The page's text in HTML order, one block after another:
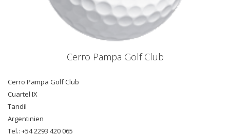
Cerro Pampa Golf Club
Cerro Pampa Golf Club
Cuartel IX
Tandil
Argentinien
Tel.: +54 2293 420 065